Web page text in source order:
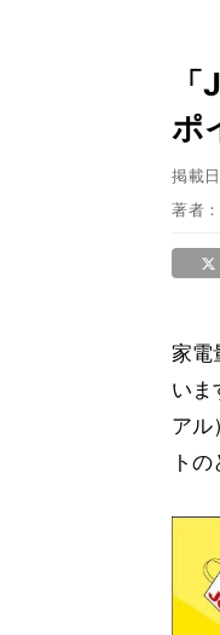
ポ
掲載日
著者：
家電
いま
アル
ト